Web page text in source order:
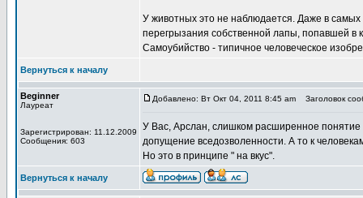
У животных это не наблюдается. Даже в
перегрызания собственной лапы, попавшей в
Самоубийство - типичное человеческое
Вернуться к началу
Beginner
Лауреат
Зарегистрирован: 11.12.2009
Сообщения: 603
Добавлено: Вт Окт 04, 2011 8:45 am Заголовок
У Вас, Арслан, слишком расширенное понятие
допущение вседозволенности. А то к
Но это в принципе " на вкус".
Вернуться к началу